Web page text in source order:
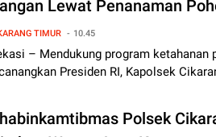
Lewat Penanaman
TIMUR 10.45
– Mendukung program ketahanan
Presiden RI, Kapolsek
Polsek